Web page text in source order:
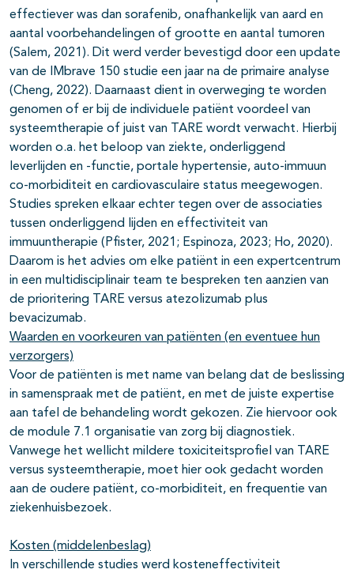
effectiever was dan sorafenib, onafhankelijk van aard en
aantal voorbehandelingen of grootte en aantal tumoren
(Salem, 2021). Dit werd verder bevestigd door een update
van de IMbrave 150 studie een jaar na de primaire analyse
(Cheng, 2022). Daarnaast dient in overweging te worden
genomen of er bij de individuele patiënt voordeel van
systeemtherapie of juist van TARE wordt verwacht. Hierbij
worden o.a. het beloop van ziekte, onderliggend
leverlijden en -functie, portale hypertensie, auto-immuun
co-morbiditeit en cardiovasculaire status meegewogen.
Studies spreken elkaar echter tegen over de associaties
tussen onderliggend lijden en effectiviteit van
immuuntherapie (Pfister, 2021; Espinoza, 2023; Ho, 2020).
Daarom is het advies om elke patiënt in een expertcentrum
in een multidisciplinair team te bespreken ten aanzien van
de prioritering TARE versus atezolizumab plus
bevacizumab.
Waarden en voorkeuren van patiënten (en eventuee hun
verzorgers)
Voor de patiënten is met name van belang dat de beslissing
in samenspraak met de patiënt, en met de juiste expertise
aan tafel de behandeling wordt gekozen. Zie hiervoor ook
de module 7.1 organisatie van zorg bij diagnostiek.
Vanwege het wellicht mildere toxiciteitsprofiel van TARE
versus systeemtherapie, moet hier ook gedacht worden
aan de oudere patiënt, co-morbiditeit, en frequentie van
ziekenhuisbezoek.
Kosten (middelenbeslag)
In verschillende studies werd kosteneffectiviteit